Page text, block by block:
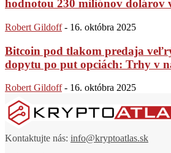
hodnotou 230 miliónov dolárov
Robert Gildoff - 16. októbra 2025
Bitcoin pod tlakom predaja
dopytu po put opciách: Trhy v
Robert Gildoff - 16. októbra 2025
Kontaktujte nás: info@kryptoatlas.sk